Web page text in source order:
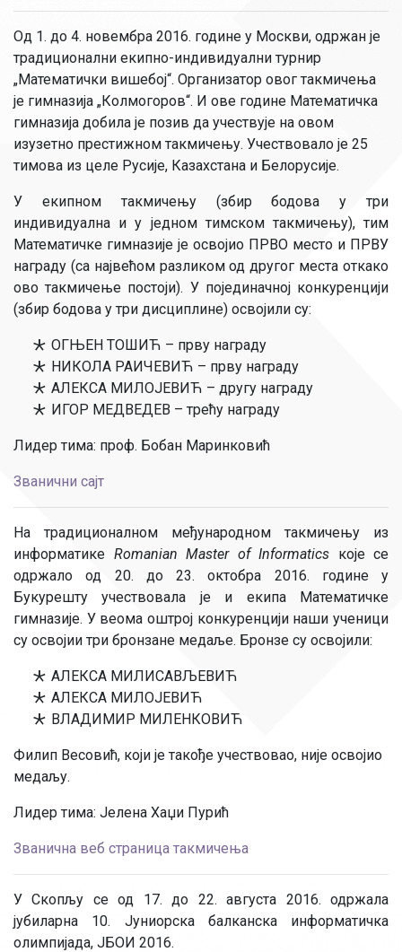
Од 1. до 4. новембра 2016. године у Москви, одржан је
традиционални екипно-индивидуални турнир
„Математички вишебој“. Организатор овог такмичења
је гимназија „Колмогоров“. И ове године Математичка
гимназија добила је позив да учествује на овом
изузетно престижном такмичењу. Учествовало је 25
тимова из целе Русије, Казахстана и Белорусије.
У екипном такмичењу (збир бодова у три
индивидуална и у једном тимском такмичењу), тим
Математичке гимназије је освојио ПРВО место и ПРВУ
награду (са највећом разликом од другог места откако
ово такмичење постоји). У појединачној конкуренцији
(збир бодова у три дисциплине) освојили су:
ОГЊЕН ТОШИЋ – прву награду
НИКОЛА РАИЧЕВИЋ – прву награду
АЛЕКСА МИЛОЈЕВИЋ – другу награду
ИГОР МЕДВЕДЕВ – трећу награду
Лидер тима: проф. Бобан Маринковић
Званични сајт
На традиционалном међународном такмичењу из
информатике Romanian Master of Informatics које се
одржало од 20. до 23. октобра 2016. године у
Букурешту учествовала је и екипа Математичке
гимназије. У веома оштрој конкуренцији наши ученици
су освојии три бронзане медаље. Бронзе су освојили:
АЛЕКСА МИЛИСАВЉЕВИЋ
АЛЕКСА МИЛОЈЕВИЋ
ВЛАДИМИР МИЛЕНКОВИЋ
Филип Весовић, који је такође учествовао, није освојио
медаљу.
Лидер тима: Јелена Хаџи Пурић
Званична веб страница такмичења
У Скопљу се од 17. до 22. августа 2016. одржала
јубиларна 10. Јуниорска балканска информатичка
олимпијада, JБОИ 2016.